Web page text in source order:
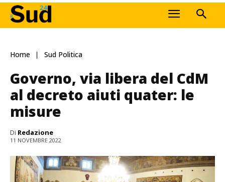
Home Sud Politica
Governo, via libera del CdM
al decreto aiuti quater: le
misure
Di Redazione
11 NOVEMBRE 2022